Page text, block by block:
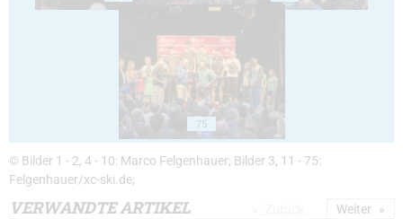
75
© Bilder 1 - 2, 4 - 10: Marco Felgenhauer; Bilder 3, 11 - 75:
Felgenhauer/xc-ski.de;
VERWANDTE ARTIKEL Weiter